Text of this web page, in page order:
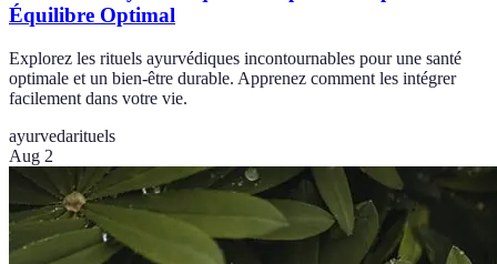
Équilibre Optimal
Explorez les rituels ayurvédiques incontournables pour une santé
optimale et un bien-être durable. Apprenez comment les intégrer
facilement dans votre vie.
ayurvedarituels
Aug 2